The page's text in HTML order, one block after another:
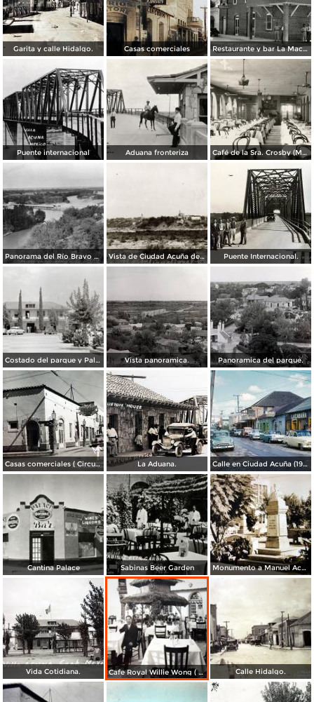
Garita y calle Hidalgo. Casas comerciales Restaurante y bar La Macarena
Puente internacional Aduana fronteriza Café de la Sra. Crosby (Mrs. Crosby´s Café)
Panorama del Río Bravo y puente internacional Vista de Ciudad Acuña desde el puente internacional a Eagle Pass, Texas Puente Internacional.
Costado del parque y Palacio Municipal Vista panoramica. Panoramica del parque.
Casas comerciales ( Circulada el 27 de Diciembre de 1959 ). La Aduana. Calle en Ciudad Acuña (1956)
Cantina Palace Sabinas Beer Garden Monumento a Manuel Acuna.
Vida Cotidiana. Cafe Royal Willie Wong ( Circulada el 3 de Agosto de 1942 ). Calle Hidalgo.